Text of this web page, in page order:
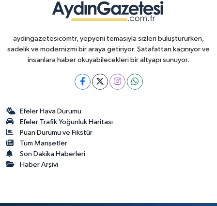
aydingazetesicomtr, yepyeni temasıyla sizleri buluştururken,
sadelik ve modernizmi bir araya getiriyor. Şatafattan kaçınıyor ve
insanlara haber okuyabilecekleri bir altyapı sunuyor.
Efeler Hava Durumu
Efeler Trafik Yoğunluk Haritası
Puan Durumu ve Fikstür
Tüm Manşetler
Son Dakika Haberleri
Haber Arşivi